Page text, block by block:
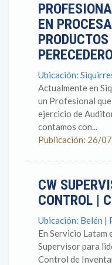
EN
Ubicación:
Actualmente en
un Profesional
ejercicio de
contamos con...
Publicación: 26/
CW
CONTROL |
Ubicación: Belén |
En Servicio Latam
Supervisor para
Control de